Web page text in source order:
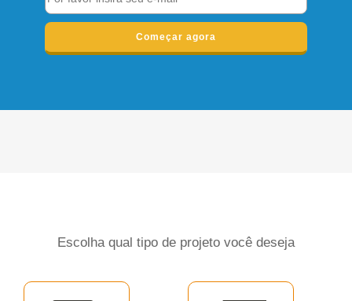
Começar agora
Escolha qual tipo de projeto você deseja